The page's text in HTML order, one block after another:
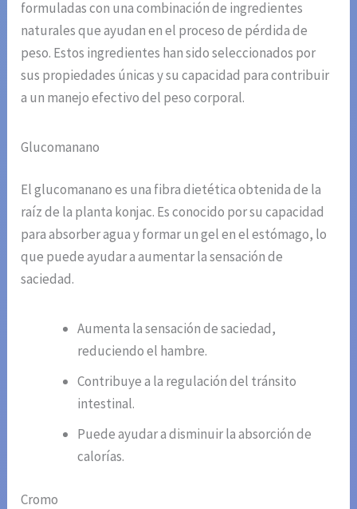
formuladas con una combinación de ingredientes
naturales que ayudan en el proceso de pérdida de
peso. Estos ingredientes han sido seleccionados por
sus propiedades únicas y su capacidad para contribuir
a un manejo efectivo del peso corporal.
Glucomanano
El glucomanano es una fibra dietética obtenida de la
raíz de la planta konjac. Es conocido por su capacidad
para absorber agua y formar un gel en el estómago, lo
que puede ayudar a aumentar la sensación de
saciedad.
Aumenta la sensación de saciedad,
reduciendo el hambre.
Contribuye a la regulación del tránsito
intestinal.
Puede ayudar a disminuir la absorción de
calorías.
Cromo